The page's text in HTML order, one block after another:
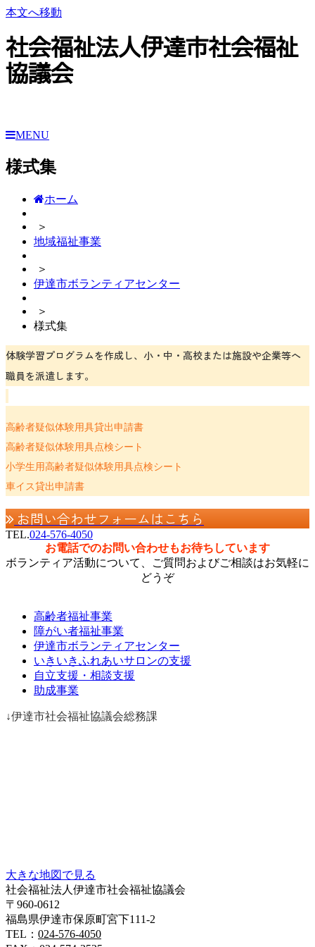
本文へ移動
社会福祉法人伊達市社会福祉
協議会
MENU
様式集
ホーム
＞
地域福祉事業
＞
伊達市ボランティアセンター
＞
様式集
体験学習プログラムを作成し、小・中・高校または施設や企業等へ
職員を派遣します。
高齢者疑似体験用具貸出申請書
高齢者疑似体験用具点検シート
小学生用高齢者疑似体験用具点検シート
車イス貸出申請書
お問い合わせフォームはこちら
TEL.024-576-4050
お電話でのお問い合わせもお待ちしています
ボランティア活動について、ご質問およびご相談はお気軽に
どうぞ
高齢者福祉事業
障がい者福祉事業
伊達市ボランティアセンター
いきいきふれあいサロンの支援
自立支援・相談支援
助成事業
↓伊達市社会福祉協議会総務課
大きな地図で見る
社会福祉法人伊達市社会福祉協議会
〒960-0612
福島県伊達市保原町宮下111-2
TEL： 024-576-4050